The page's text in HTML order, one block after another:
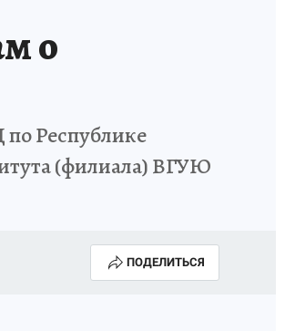
о
Республике
(филиала) ВГУЮ
ПОДЕЛИТЬСЯ